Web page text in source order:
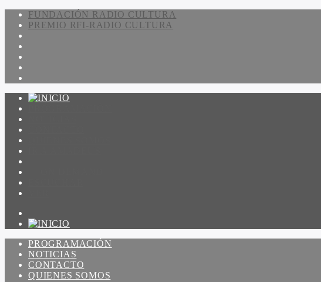
FUNDACIÓN RADIO CULTURA
PREMIO RFI-RADIO CULTURA
PROGRAMACIÓN
NOTICIAS
CONTACTO
QUIENES SOMOS